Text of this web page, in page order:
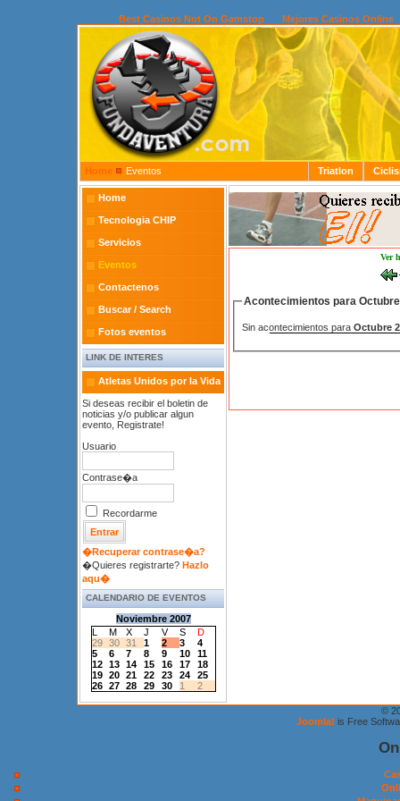
Best Casinos Not On Gamstop Mejores Casinos Online
Home Eventos Triatlon
Home
Tecnologia CHIP
Servicios
Eventos
Contactenos
Buscar / Search
Fotos eventos
LINK DE INTERES
Atletas Unidos por la Vida
Si deseas recibir el boletin de
noticias y/o publicar algun
evento, Registrate!
Usuario
Contrase�a
Recordarme
�Recuperar contrase�a?
�Quieres registrarte? Hazlo
aqu�
CALENDARIO DE EVENTOS
Noviembre 2007
L
M X J V S
D
29
30 31 1 2 3
4
5
6 7 8 9 10
11
12
13 14 15 16 17
18
19
20 21 22 23 24
25
26
27 28 29 30 1 2
Ver
Acontecimientos para
Sin acontecimientos paraOctubre
©
Joomla! is Free